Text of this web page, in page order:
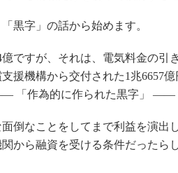
黒字」の話から始めます。
ですが、それは、電気料金の引
援機構から交付された1兆6657
「作為的に作られた黒字」 ――
倒なことをしてまで利益を演出
から融資を受ける条件だったら